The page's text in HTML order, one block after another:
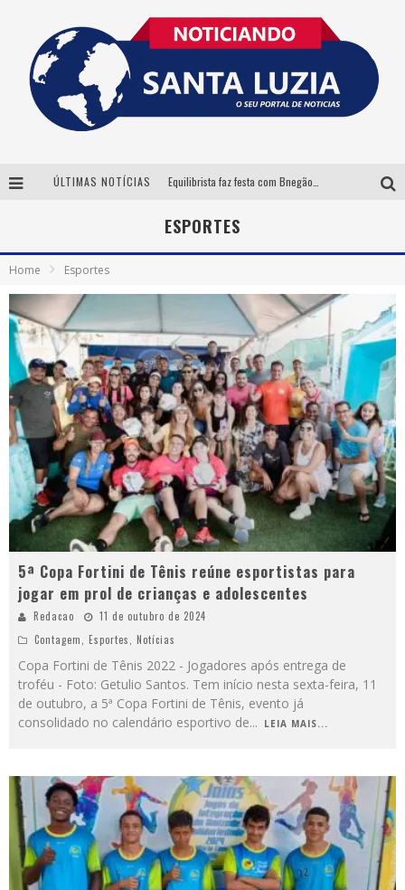
ÚLTIMAS NOTÍCIAS
Santa Luzia encerra Semana de Conscientização do Autismo com atividades abertas ao público
ESPORTES
Home Esportes
5ª Copa Fortini de Tênis reúne esportistas para
jogar em prol de crianças e adolescentes
Redacao
11 de outubro de 2024
Contagem, Esportes, Notícias
Copa Fortini de Tênis 2022 - Jogadores após entrega de
troféu - Foto: Getulio Santos. Tem início nesta sexta-feira, 11
de outubro, a 5ª Copa Fortini de Tênis, evento já
consolidado no calendário esportivo de... LEIA MAIS...